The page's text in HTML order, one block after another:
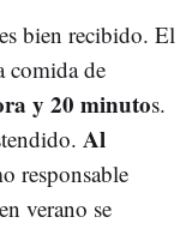
bien recibido. El
comida de
y 20 minutos.
Al
responsable
verano se